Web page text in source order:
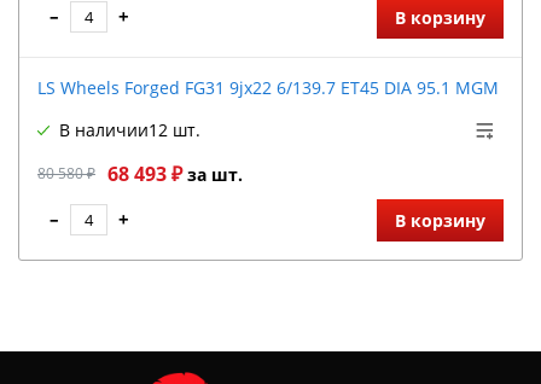
– + В корзину
LS Wheels Forged FG31 9jx22 6/139.7 ET45 DIA 95.1 MGM
80 580 ₽ 68 493 ₽за шт.
В наличии12 шт.
– + В корзину